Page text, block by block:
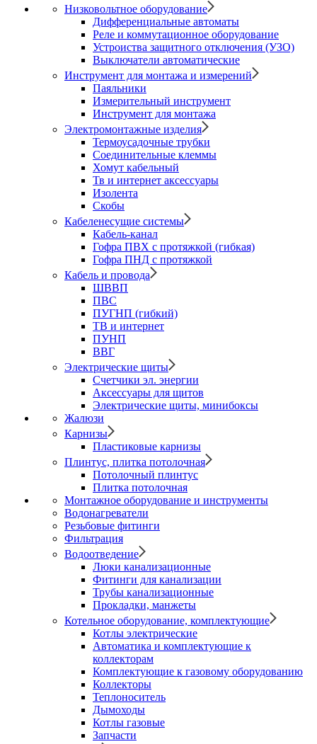
Низковольтное оборудование
Дифференциальные автоматы
Реле и коммутационное оборудование
Устроиства защитного отключения (УЗО)
Выключатели автоматические
Инструмент для монтажа и измерений
Паяльники
Измерительный инструмент
Инструмент для монтажа
Электромонтажные изделия
Термоусадочные трубки
Соединительные клеммы
Хомут кабельный
Тв и интернет аксессуары
Изолента
Скобы
Кабеленесущие системы
Кабель-канал
Гофра ПВХ с протяжкой (гибкая)
Гофра ПНД с протяжкой
Кабель и провода
ШВВП
ПВС
ПУГНП (гибкий)
ТВ и интернет
ПУНП
ВВГ
Электрические щиты
Счетчики эл. энергии
Аксессуары для щитов
Электрические щиты, минибоксы
Жалюзи
Карнизы
Пластиковые карнизы
Плинтус, плитка потолочная
Потолочный плинтус
Плитка потолочная
Монтажное оборудование и инструменты
Водонагреватели
Резьбовые фитинги
Фильтрация
Водоотведение
Люки канализационные
Фитинги для канализации
Трубы канализационные
Прокладки, манжеты
Котельное оборудование, комплектующие
Котлы электрические
Автоматика и комплектующие к
коллекторам
Комплектующие к газовому оборудованию
Коллекторы
Теплоноситель
Дымоходы
Котлы газовые
Запчасти